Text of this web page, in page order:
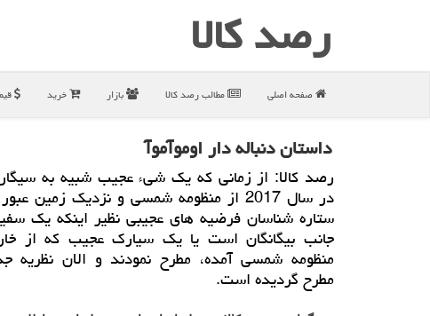
رصد كالا
صفحه اصلی مطالب رصد كالا بازار خرید
داستان دنباله دار اوموآموآ
رصد كالا: از زمانی كه یك شیء عجیب شبیه به
در سال 2017 از منظومه شمسی و نزدیك زمین
ستاره شناسان فرضیه های عجیبی نظیر اینكه یك
جانب بیگانگان است یا یك سیارك عجیب كه از
منظومه شمسی آمده، مطرح نمودند و الان نظریه
مطرح گردیده است.